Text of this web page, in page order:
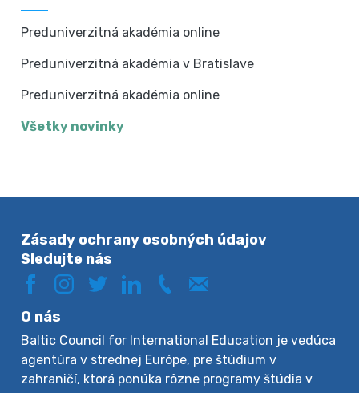
Preduniverzitná akadémia online
Preduniverzitná akadémia v Bratislave
Preduniverzitná akadémia online
Všetky novinky
Zásady ochrany osobných údajov
Sledujte nás
O nás
Baltic Council for International Education je vedúca
agentúra v strednej Európe, pre štúdium v
zahraničí, ktorá ponúka rôzne programy štúdia v